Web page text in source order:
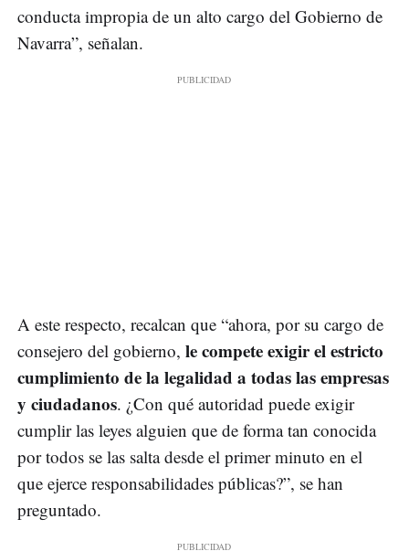
conducta impropia de un alto cargo del Gobierno de
Navarra”, señalan.
A este respecto, recalcan que “ahora, por su cargo de
consejero del gobierno, le compete exigir el estricto
cumplimiento de la legalidad a todas las empresas
y ciudadanos. ¿Con qué autoridad puede exigir
cumplir las leyes alguien que de forma tan conocida
por todos se las salta desde el primer minuto en el
que ejerce responsabilidades públicas?”, se han
preguntado.